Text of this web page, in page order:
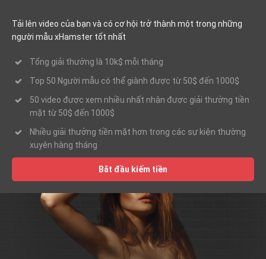
Tải lên video của bạn và có cơ hội trở thành một trong những
người mẫu xHamster tốt nhất
Tổng giải thưởng là 10k$ mỗi tháng
Top 50 Người mẫu có thể giành được từ 50$ đến 1000$
50 video được xem nhiều nhất nhận được giải thưởng tiền
mặt từ 50$ đến 1000$
Nhiều giải thưởng tiền mặt hơn trong các sự kiện thường
xuyên hàng tháng
Bắt đầu kiếm tiền